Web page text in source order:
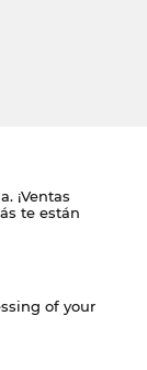
¡Ventas
te están
of your